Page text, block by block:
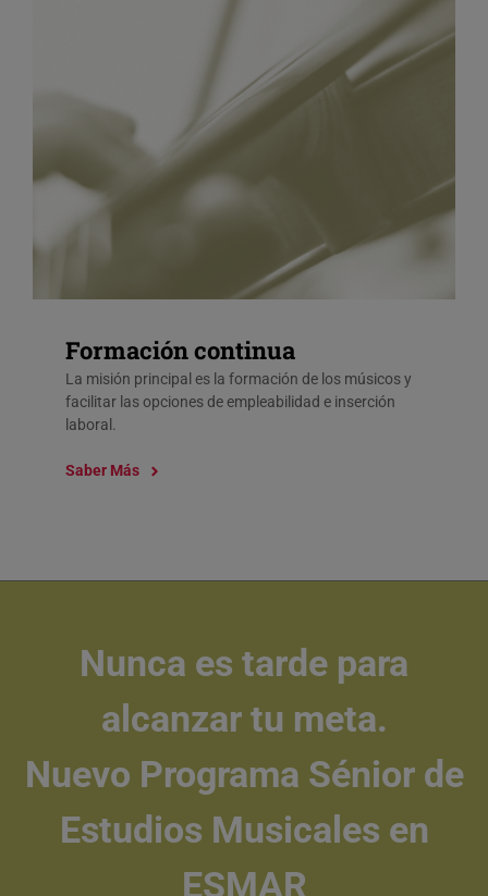
Formación continua
La misión principal es la formación de los músicos y
facilitar las opciones de empleabilidad e inserción
laboral.
Saber Más
Nunca es tarde para
alcanzar tu meta.
Nuevo Programa Sénior de
Estudios Musicales en
ESMAR